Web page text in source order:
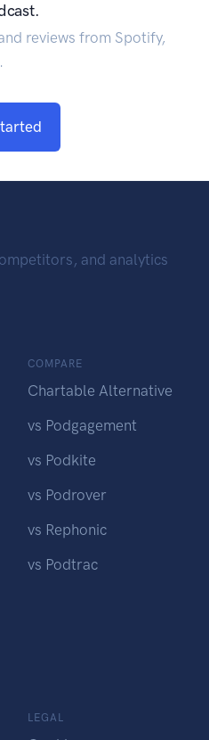
reviews from Spotify,
and analytics
COMPARE
Chartable Alternative
vs Podgagement
vs Podkite
vs Podrover
vs Rephonic
vs Podtrac
LEGAL